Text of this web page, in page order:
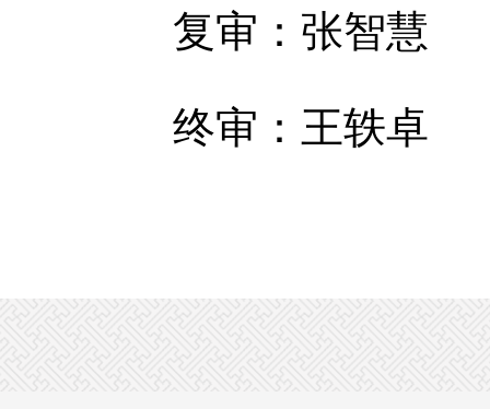
复审：张智慧
终审：王轶卓